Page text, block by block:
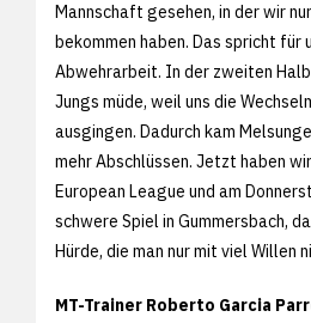
Mannschaft gesehen, in der wir
bekommen haben. Das spricht für
Abwehrarbeit. In der zweiten
Jungs müde, weil uns die
ausgingen. Dadurch kam
mehr Abschlüssen. Jetzt haben
European League und am
schwere Spiel in Gummersbach,
Hürde, die man nur mit viel Willen
MT-Trainer Roberto Garcia